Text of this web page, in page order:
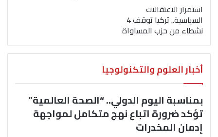
استمرار الاعتقالات
السياسية.. تركيا توقف 4
نشطاء من حزب المساواة
أخبار العلوم والتكنولوجيا
بمناسبة اليوم الدولي.. “الصحة العالمية”
تؤكد ضرورة اتباع نهج متكامل لمواجهة
إدمان المخدرات